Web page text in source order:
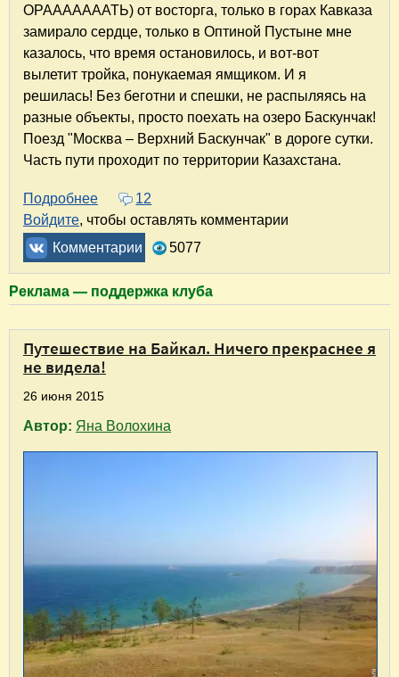
ОРАААААААТЬ) от восторга, только в горах Кавказа
замирало сердце, только в Оптиной Пустыне мне
казалось, что время остановилось, и вот-вот
вылетит тройка, понукаемая ямщиком. И я
решилась! Без беготни и спешки, не распыляясь на
разные объекты, просто поехать на озеро Баскунчак!
Поезд "Москва – Верхний Баскунчак" в дороге сутки.
Часть пути проходит по территории Казахстана.
Подробнее о Озеро Баскунчак и гора Большая Богдо
12
Войдите, чтобы оставлять комментарии
Комментарии
5077
Реклама — поддержка клуба
Путешествие на Байкал. Ничего прекраснее я
не видела!
26 июня 2015
Автор: Яна Волохина